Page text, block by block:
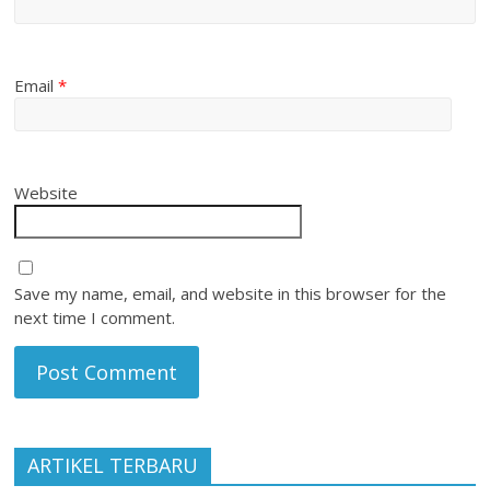
Email*
Website
Save my name, email, and website in this browser for the
next time I comment.
ARTIKEL TERBARU